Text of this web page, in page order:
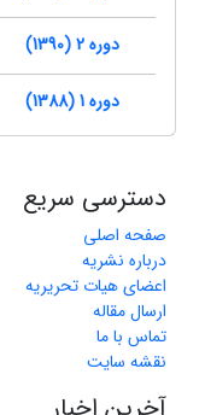
دوره 2 (1390)
دوره 1 (1388)
دسترسی سریع
صفحه اصلی
درباره نشریه
اعضای هیات تحریریه
ارسال مقاله
تماس با ما
نقشه سایت